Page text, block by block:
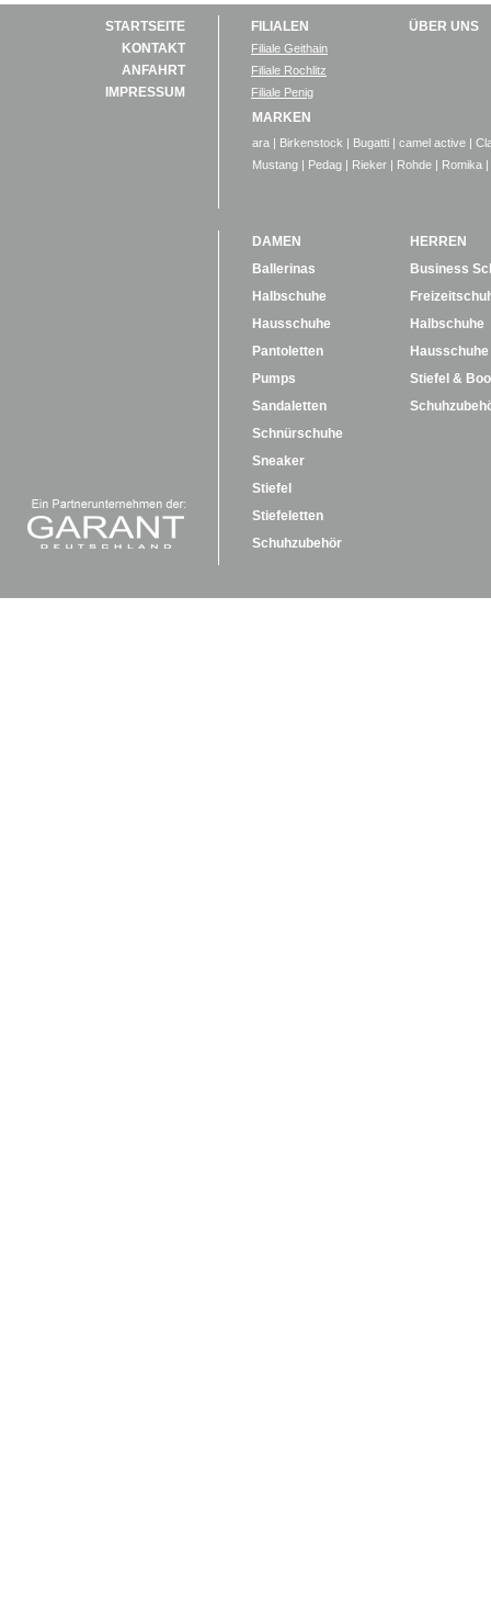
STARTSEITE
KONTAKT
ANFAHRT
IMPRESSUM
FILIALEN
Filiale Geithain
Filiale Rochlitz
Filiale Penig
ÜBER UNS
MARKEN
ara | Birkenstock | Bugatti | camel active |
Mustang | Pedag | Rieker | Rohde | Romika |
DAMEN
Ballerinas
Halbschuhe
Hausschuhe
Pantoletten
Pumps
Sandaletten
Schnürschuhe
Sneaker
Stiefel
Stiefeletten
Schuhzubehör
HERREN
Business
Halbschuhe
Hausschuhe
Stiefel &